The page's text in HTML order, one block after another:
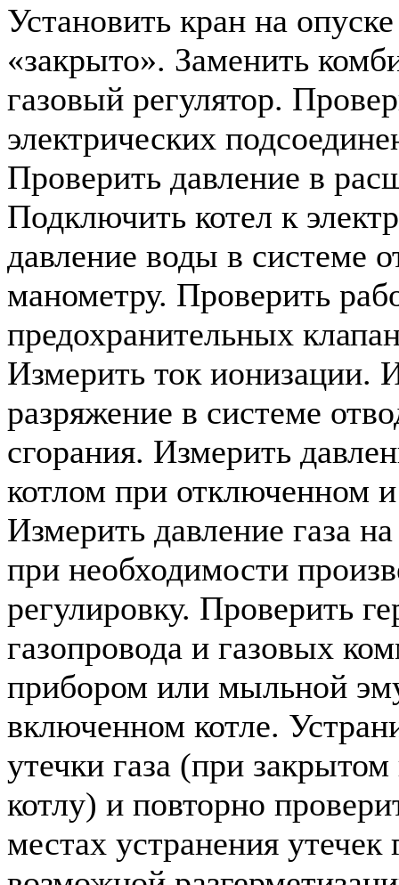
Установить кран на
«закрыто». Заменить
газовый регулятор.
электрических
Проверить давление в
Подключить котел к
давление воды в системе
манометру. Проверить
предохранительных
Измерить ток ионизации.
разряжение в системе
сгорания. Измерить
котлом при отключенном
Измерить давление газа
при необходимости
регулировку. Проверить
газопровода и газовых
прибором или мыльной
включенном котле.
утечки газа (при
котлу) и повторно
местах устранения утечек